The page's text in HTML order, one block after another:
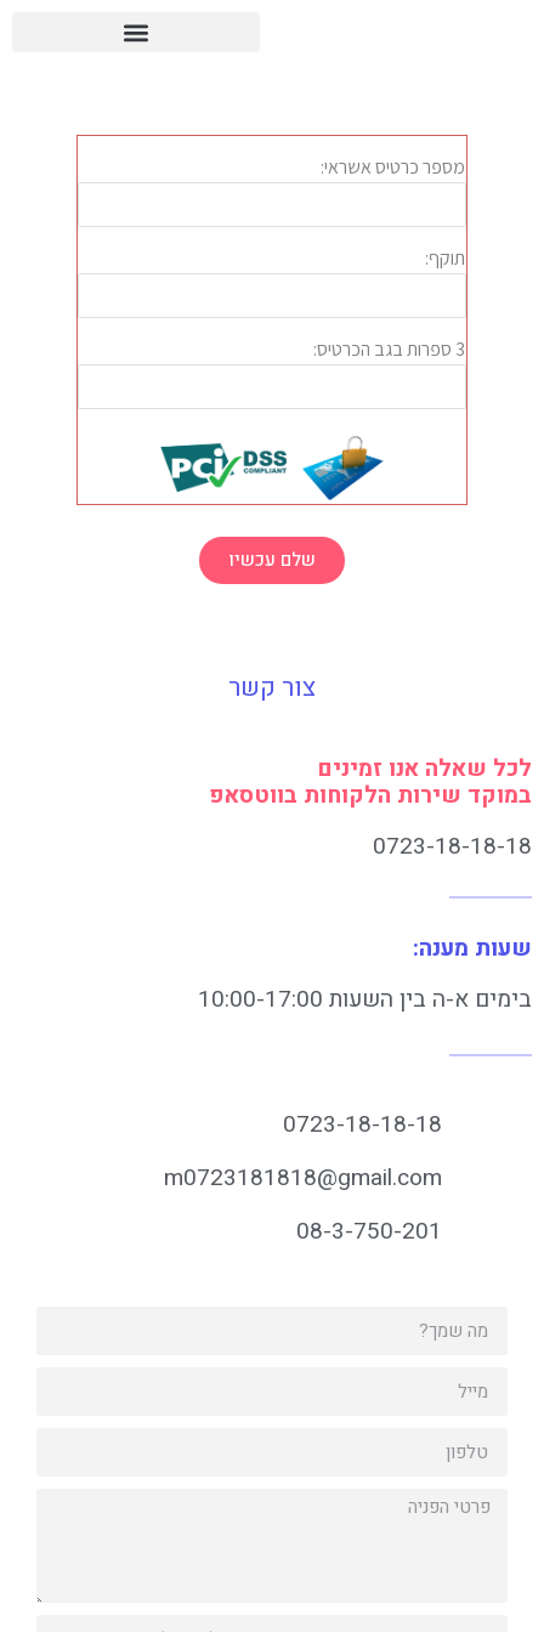
שלם עכשיו
צור קשר
לכל שאלה אנו זמינים
במוקד שירות הלקוחות בווטסאפ
0723-18-18-18
שעות מענה:
בימים א-ה בין השעות 10:00-17:00
0723-18-18-18
m0723181818@gmail.com
08-3-750-201